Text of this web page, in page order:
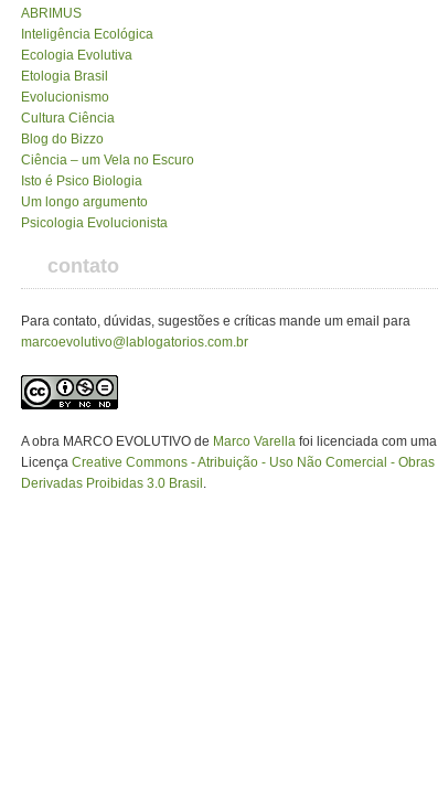
ABRIMUS
Inteligência Ecológica
Ecologia Evolutiva
Etologia Brasil
Evolucionismo
Cultura Ciência
Blog do Bizzo
Ciência – um Vela no Escuro
Isto é Psico Biologia
Um longo argumento
Psicologia Evolucionista
contato
Para contato, dúvidas, sugestões e críticas mande um email para
marcoevolutivo@lablogatorios.com.br
A obra MARCO EVOLUTIVO de Marco Varella foi licenciada com uma
Licença Creative Commons - Atribuição - Uso Não Comercial - Obras
Derivadas Proibidas 3.0 Brasil .